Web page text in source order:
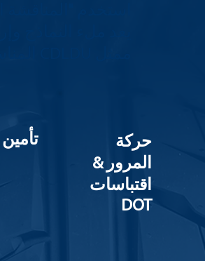
تأمين
حركة
المرور &
اقتباسات
DOT